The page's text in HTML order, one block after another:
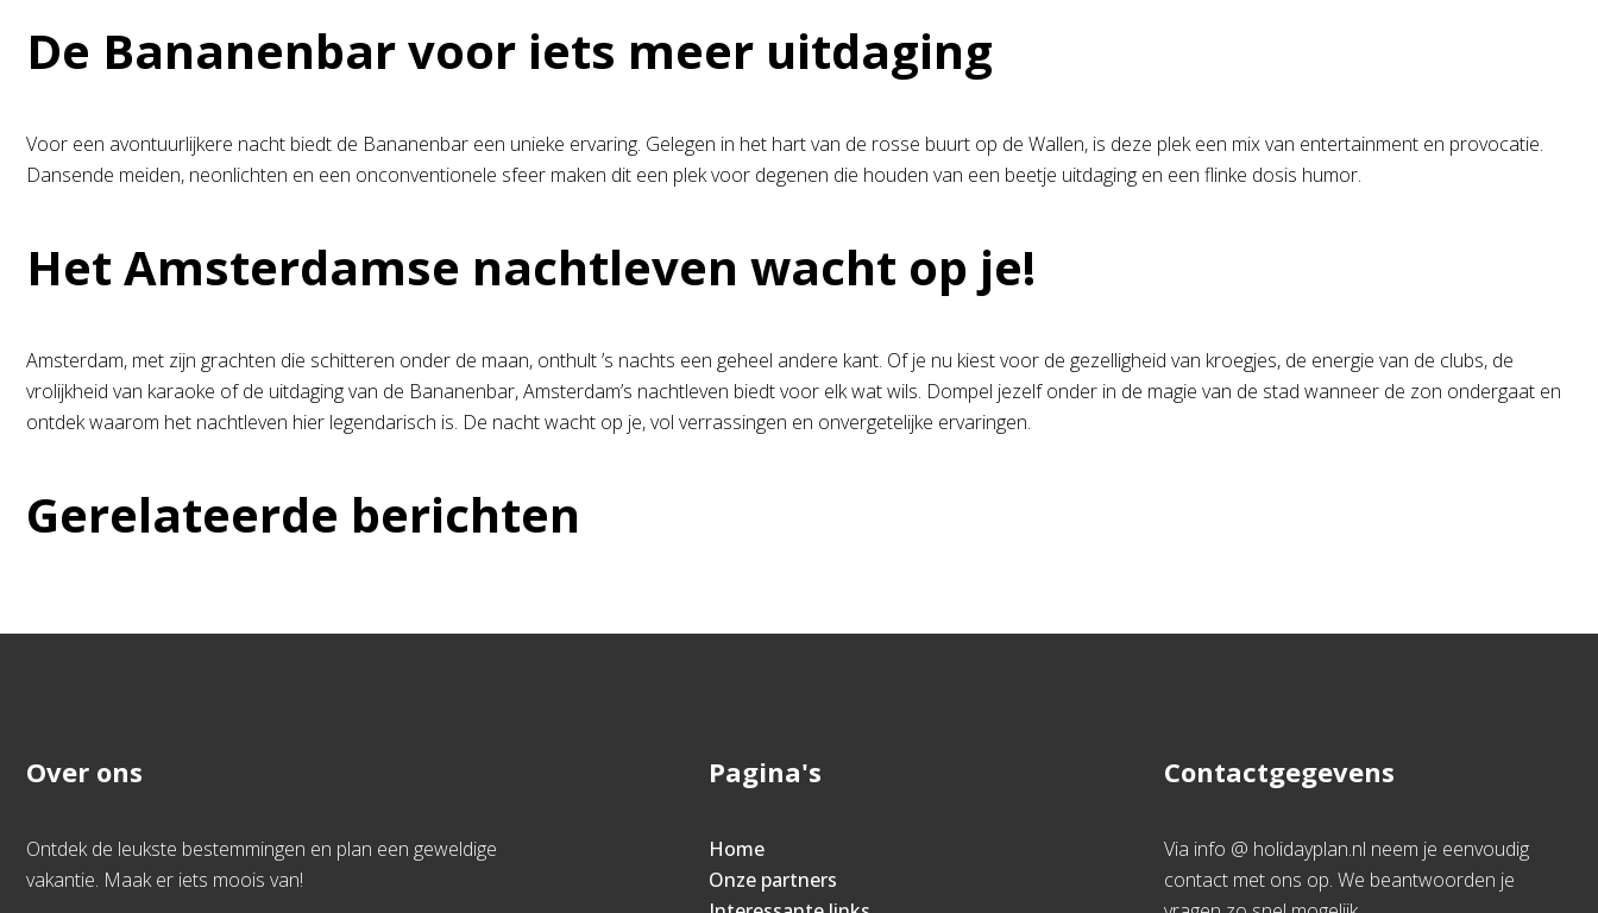
De Bananenbar voor iets meer uitdaging
Voor een avontuurlijkere nacht biedt de Bananenbar een unieke ervaring. Gelegen in het hart van de rosse buurt op de Wallen, is deze plek een mix van entertainment en provocatie.
Dansende meiden, neonlichten en een onconventionele sfeer maken dit een plek voor degenen die houden van een beetje uitdaging en een flinke dosis humor.
Het Amsterdamse nachtleven wacht op je!
Amsterdam, met zijn grachten die schitteren onder de maan, onthult ’s nachts een geheel andere kant. Of je nu kiest voor de gezelligheid van kroegjes, de energie van de clubs, de
vrolijkheid van karaoke of de uitdaging van de Bananenbar, Amsterdam’s nachtleven biedt voor elk wat wils. Dompel jezelf onder in de magie van de stad wanneer de zon ondergaat en
ontdek waarom het nachtleven hier legendarisch is. De nacht wacht op je, vol verrassingen en onvergetelijke ervaringen.
Gerelateerde berichten
Over ons
Ontdek de leukste bestemmingen en plan een geweldige
vakantie. Maak er iets moois van!
Pagina's
Home
Onze partners
Contactgegevens
Via info @ holidayplan.nl neem je eenvoudig
contact met ons op. We beantwoorden je